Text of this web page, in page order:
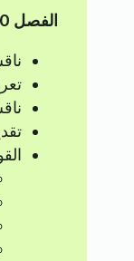
الفصل 10: أوروبا (أوروبا)